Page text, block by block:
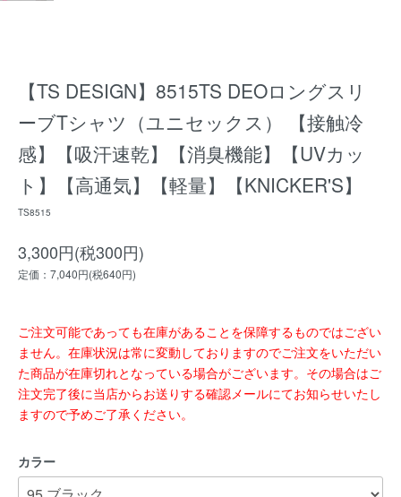
【TS DESIGN】8515TS DEOロングスリ
ーブTシャツ（ユニセックス） 【接触冷
感】【吸汗速乾】【消臭機能】【UVカッ
ト】【高通気】【軽量】【KNICKER'S】
TS8515
3,300円(税300円)
定価：7,040円(税640円)
ご注文可能であっても在庫があることを保障するものではござい
ません。在庫状況は常に変動しておりますのでご注文をいただい
た商品が在庫切れとなっている場合がございます。その場合はご
注文完了後に当店からお送りする確認メールにてお知らせいたし
ますので予めご了承ください。
カラー